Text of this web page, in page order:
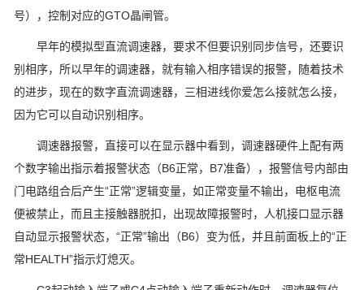
号），控制对应的GTO晶闸管。
早年的模拟型直流调速器，要求不但要识别同步信号，还要识
别相序，所以早年的调速器，就有输入相序错误的报警，随着技术
的进步，现在的数字直流调速器，三相进线你爱怎么接就怎么接，
因为它可以自动识别相序。
调速器报警，直接可以在显示器中看到，调速器硬件上配有两
个数字输出指示着报警状态（B6正常，B7准备），报警信号内部由
门电路组合后产生“正常”逻辑变量，如正常变量不输出，电枢电流
便被禁止，而且主接触器脱扣，出现故障报警时，人机接口显示器
自动显示报警状态，“正常”输出（B6）变为低，并且前面板上的“正
常HEALTH”指示灯熄灭。